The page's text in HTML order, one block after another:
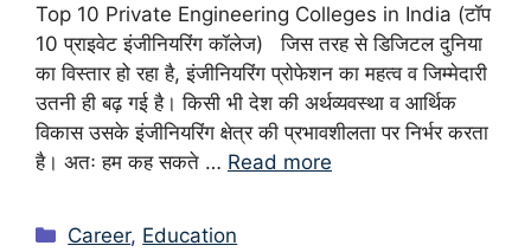
Top 10 Private Engineering Colleges in India (टॉप
10 प्राइवेट इंजीनियरिंग कॉलेज) जिस तरह से डिजिटल दुनिया
का विस्तार हो रहा है, इंजीनियरिंग प्रोफेशन का महत्व व जिम्मेदारी
उतनी ही बढ़ गई है। किसी भी देश की अर्थव्यवस्था व आर्थिक
विकास उसके इंजीनियरिंग क्षेत्र की प्रभावशीलता पर निर्भर करता
है। अतः हम कह सकते … Read more
Categories
Career, Education